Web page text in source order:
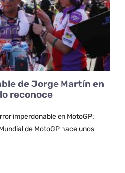
de Jorge Martín en
reconoce
imperdonable en MotoGP:
de MotoGP hace unos